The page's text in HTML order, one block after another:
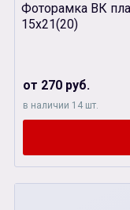
Фоторамка ВК
15х21(20)
от 270 руб.
в наличии 14 шт.